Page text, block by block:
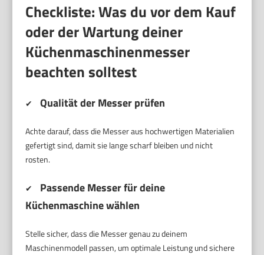
Checkliste: Was du vor dem Kauf
oder der Wartung deiner
Küchenmaschinenmesser
beachten solltest
✔ Qualität der Messer prüfen
Achte darauf, dass die Messer aus hochwertigen Materialien
gefertigt sind, damit sie lange scharf bleiben und nicht
rosten.
✔
Passende Messer für deine
Küchenmaschine wählen
Stelle sicher, dass die Messer genau zu deinem
Maschinenmodell passen, um optimale Leistung und sichere